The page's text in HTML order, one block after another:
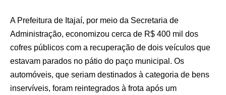
A Prefeitura de Itajaí, por meio da Secretaria de
Administração, economizou cerca de R$ 400 mil dos
cofres públicos com a recuperação de dois veículos que
estavam parados no pátio do paço municipal. Os
automóveis, que seriam destinados à categoria de bens
inservíveis, foram reintegrados à frota após um